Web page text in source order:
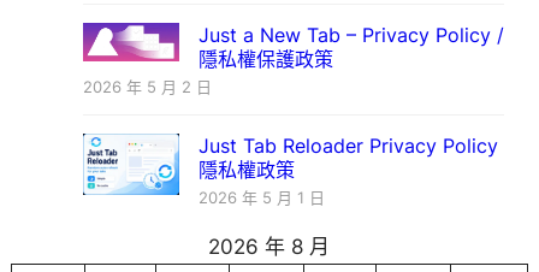
Just a New Tab – Privacy Policy /
隱私權保護政策
2026 年 5 月 2 日
Just Tab Reloader Privacy Policy
隱私權政策
2026 年 5 月 1 日
2026 年 8 月